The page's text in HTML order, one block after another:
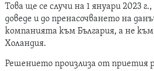
Това ще се случи на 1 януари 2023
доведе и до пренасочването на
компанията към България, а не
Холандия.
Решението произлиза от приетия